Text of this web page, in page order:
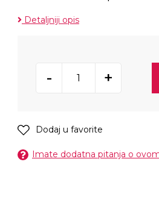
Detaljniji opis
- +
Dodaj u favorite
Imate dodatna pitanja o